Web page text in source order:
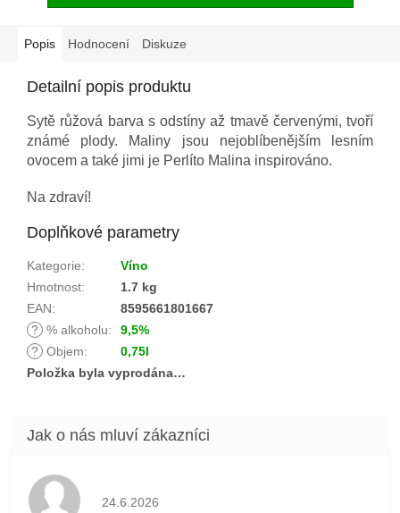
Popis Hodnocení Diskuze
Detailní popis produktu
Sytě růžová barva s odstíny až tmavě červenými, tvoří
známé plody. Maliny jsou nejoblíbenějším lesním
ovocem a také jimi je Perlíto Malina inspirováno.
Na zdraví!
Doplňkové parametry
Kategorie:
Víno
Hmotnost:
1.7 kg
EAN:
8595661801667
? % alkoholu:
9,5%
? Objem:
0,75l
Položka byla vyprodána…
Hodnocení obchodu je 5 z 5 hvězdiček.
24.6.2026